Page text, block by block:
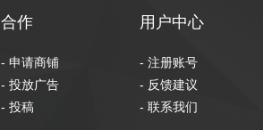
合作
- 申请商铺
- 投放广告
- 投稿
用户中心
- 注册账号
- 反馈建议
- 联系我们